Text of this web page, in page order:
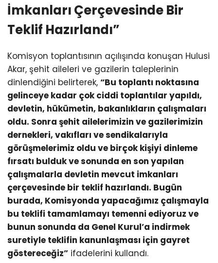
İmkanları Çerçevesinde Bir
Teklif Hazırlandı”
Komisyon toplantısının açılışında konuşan Hulusi
Akar, şehit aileleri ve gazilerin taleplerinin
dinlendiğini belirterek, “Bu toplantı noktasına
gelinceye kadar çok ciddi toplantılar yapıldı,
devletin, hükümetin, bakanlıkların çalışmaları
oldu. Sonra şehit ailelerimizin ve gazilerimizin
dernekleri, vakıfları ve sendikalarıyla
görüşmelerimiz oldu ve birçok kişiyi dinleme
fırsatı bulduk ve sonunda en son yapılan
çalışmalarla devletin mevcut imkanları
çerçevesinde bir teklif hazırlandı. Bugün
burada, Komisyonda yapacağımız çalışmayla
bu teklifi tamamlamayı temenni ediyoruz ve
bunun sonunda da Genel Kurul’a indirmek
suretiyle teklifin kanunlaşması için gayret
göstereceğiz” ifadelerini kullandı.